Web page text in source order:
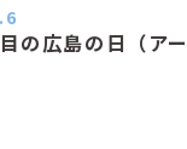
の広島の日（ア